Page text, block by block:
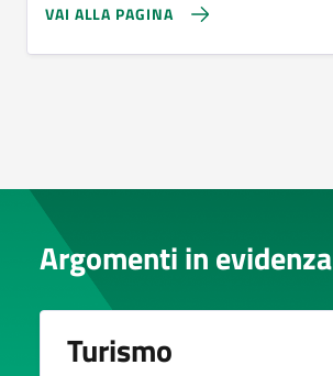
VAI ALLA PAGINA
Argomenti in evidenza
Turismo